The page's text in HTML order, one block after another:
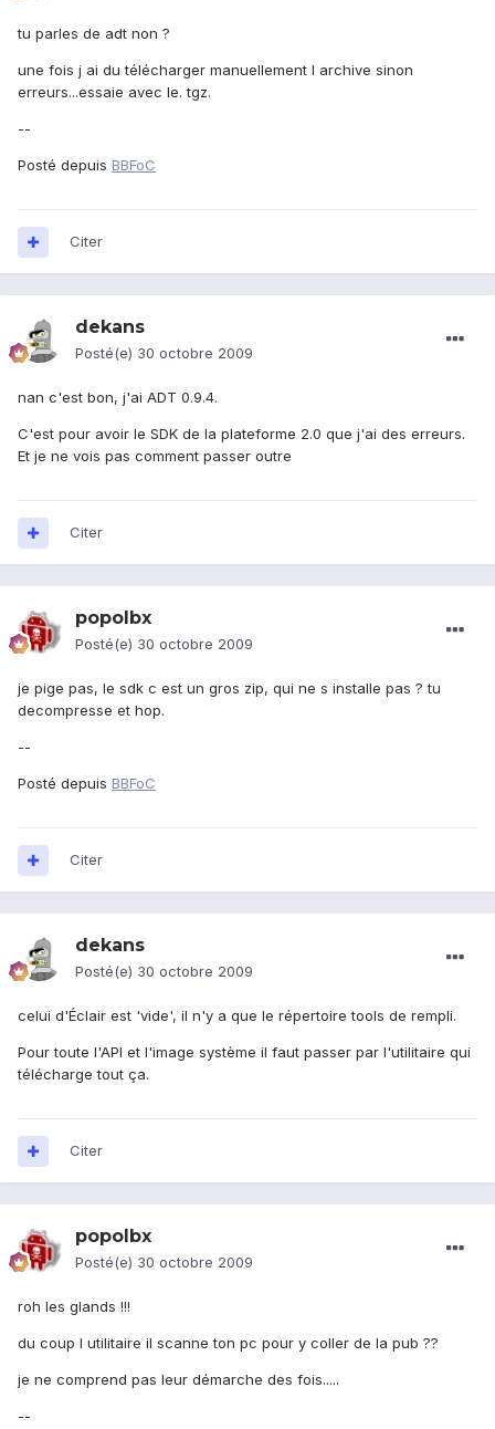
tu parles de adt non ?
une fois j ai du télécharger manuellement l archive sinon
erreurs...essaie avec le. tgz.
--
Posté depuis BBFoC
Citer
dekans
Posté(e) 30 octobre 2009
nan c'est bon, j'ai ADT 0.9.4.
C'est pour avoir le SDK de la plateforme 2.0 que j'ai des erreurs.
Et je ne vois pas comment passer outre
Citer
popolbx
Posté(e) 30 octobre 2009
je pige pas, le sdk c est un gros zip, qui ne s installe pas ? tu
decompresse et hop.
--
Posté depuis BBFoC
Citer
dekans
Posté(e) 30 octobre 2009
celui d'Éclair est 'vide', il n'y a que le répertoire tools de rempli.
Pour toute l'API et l'image système il faut passer par l'utilitaire qui
télécharge tout ça.
Citer
popolbx
Posté(e) 30 octobre 2009
roh les glands !!!
du coup l utilitaire il scanne ton pc pour y coller de la pub ??
je ne comprend pas leur démarche des fois.....
--